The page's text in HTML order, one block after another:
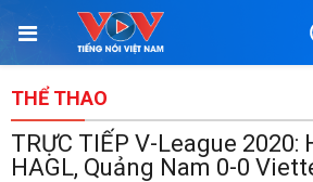
THỂ THAO
TRỰC TIẾP V-League 2020:
HAGL, Quảng Nam 0-0